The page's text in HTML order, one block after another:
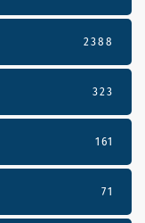
2388
323
161
71